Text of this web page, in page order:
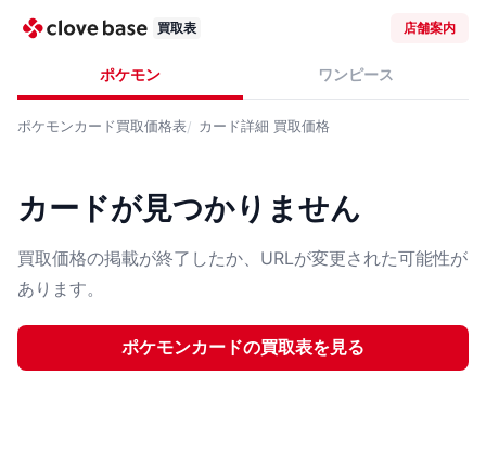
買取表 店舗案内
ポケモン ワンピース
ポケモンカード買取価格表 カード詳細 買取価格
カードが見つかりません
買取価格の掲載が終了したか、URLが変更された可能性が
あります。
ポケモンカードの買取表を見る